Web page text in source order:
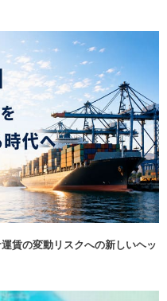
賃の変動リスクへの新しいヘッ